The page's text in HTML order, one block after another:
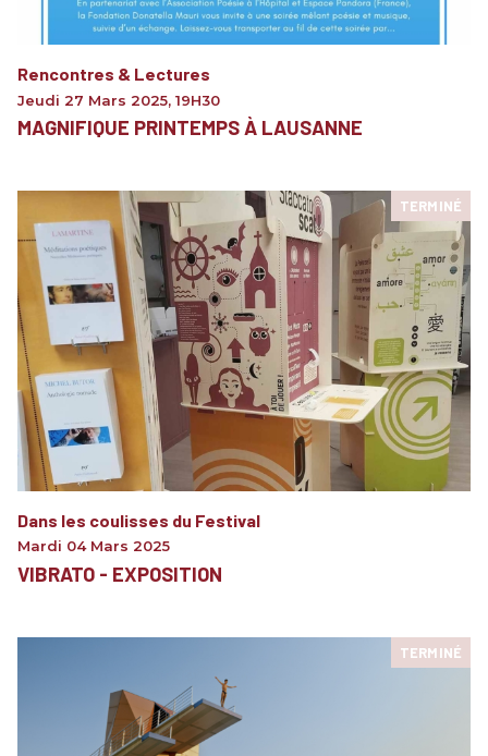
Rencontres & Lectures
Jeudi 27 Mars 2025, 19H30
MAGNIFIQUE PRINTEMPS À LAUSANNE
TERMINÉ
Dans les coulisses du Festival
Mardi 04 Mars 2025
VIBRATO - EXPOSITION
TERMINÉ